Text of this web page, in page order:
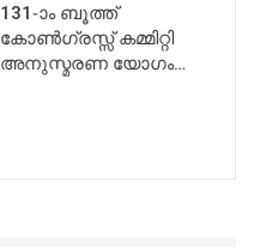
131-ാം ബൂത്ത്
കോൺഗ്രസ്സ് കമ്മിറ്റി
അനുസ്മരണ യോഗം…